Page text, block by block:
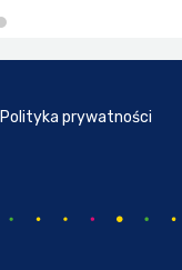
Polityka prywatności